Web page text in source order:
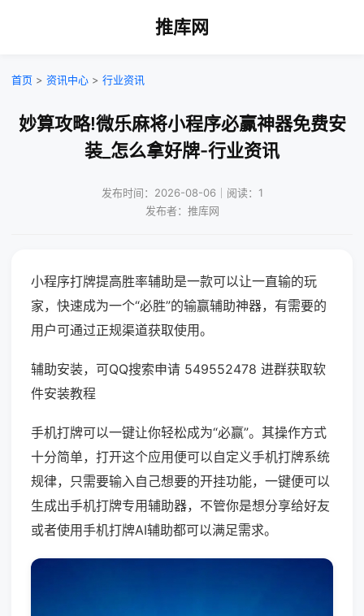
推库网
首页 > 资讯中心 > 行业资讯
妙算攻略!微乐麻将小程序必赢神器免费安
装_怎么拿好牌-行业资讯
发布时间：2026-08-06｜阅读：1
发布者：推库网
小程序打牌提高胜率辅助是一款可以让一直输的玩
家，快速成为一个“必胜”的输赢辅助神器，有需要的
用户可通过正规渠道获取使用。
辅助安装，可QQ搜索申请 549552478 进群获取软
件安装教程
手机打牌可以一键让你轻松成为“必赢”。其操作方式
十分简单，打开这个应用便可以自定义手机打牌系统
规律，只需要输入自己想要的开挂功能，一键便可以
生成出手机打牌专用辅助器，不管你是想分享给好友
或者使用手机打牌AI辅助都可以满足需求。